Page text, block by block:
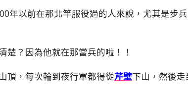
年以前在那北竿服役過的人來說，尤其是步兵
楚？因為他就在那當兵的啦！！
頂，每次輪到夜行軍都得從芹壁下山，然後走